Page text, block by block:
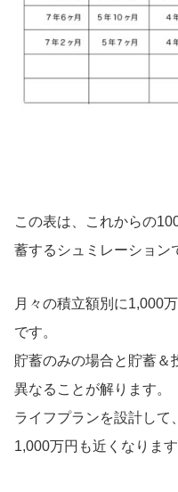
この表は、これからの
蓄するシュミレーション
月々の積立額別に1,000
です。
貯蓄のみの場合と貯蓄＆
異なることが解ります。
ライフプランを設計して
1,000万円も近くなります